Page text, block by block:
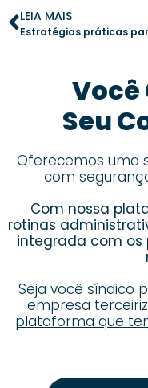
LEIA MAIS
Você
Seu
Oferecemos uma
com
Com nossa
rotinas
integrada com os
Seja você síndico
empresa
plataforma que